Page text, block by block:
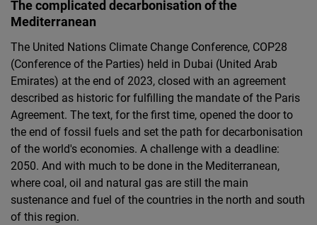
The complicated decarbonisation of the
Mediterranean
The United Nations Climate Change Conference, COP28
(Conference of the Parties) held in Dubai (United Arab
Emirates) at the end of 2023, closed with an agreement
described as historic for fulfilling the mandate of the Paris
Agreement. The text, for the first time, opened the door to
the end of fossil fuels and set the path for decarbonisation
of the world's economies. A challenge with a deadline:
2050. And with much to be done in the Mediterranean,
where coal, oil and natural gas are still the main
sustenance and fuel of the countries in the north and south
of this region.